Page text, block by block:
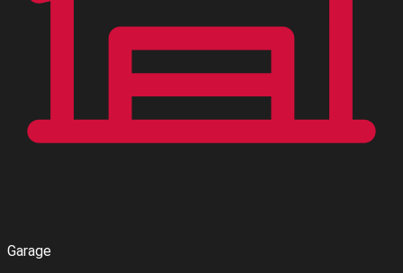
Garage